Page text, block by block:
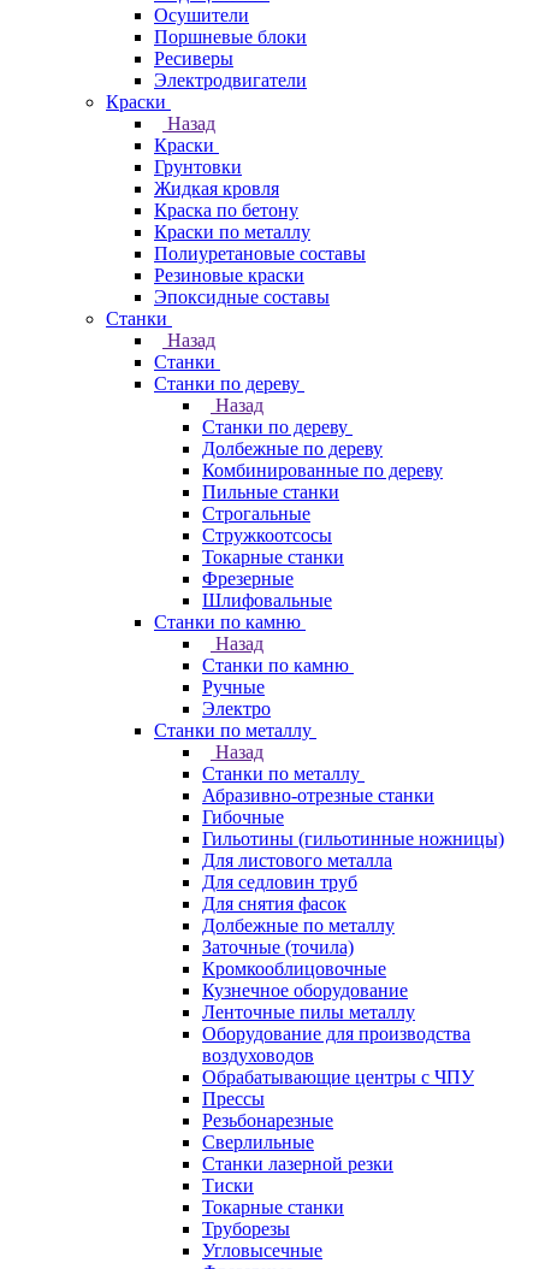
Осушители
Поршневые блоки
Ресиверы
Электродвигатели
Краски
Назад
Краски
Грунтовки
Жидкая кровля
Краска по бетону
Краски по металлу
Полиуретановые составы
Резиновые краски
Эпоксидные составы
Станки
Назад
Станки
Станки по дереву
Назад
Станки по дереву
Долбежные по дереву
Комбинированные по дереву
Пильные станки
Строгальные
Стружкоотсосы
Токарные станки
Фрезерные
Шлифовальные
Станки по камню
Назад
Станки по камню
Ручные
Электро
Станки по металлу
Назад
Станки по металлу
Абразивно-отрезные станки
Гибочные
Гильотины (гильотинные ножницы)
Для листового металла
Для седловин труб
Для снятия фасок
Долбежные по металлу
Заточные (точила)
Кромкооблицовочные
Кузнечное оборудование
Ленточные пилы металлу
Оборудование для производства
воздуховодов
Обрабатывающие центры с ЧПУ
Прессы
Резьбонарезные
Сверлильные
Станки лазерной резки
Тиски
Токарные станки
Труборезы
Угловысечные